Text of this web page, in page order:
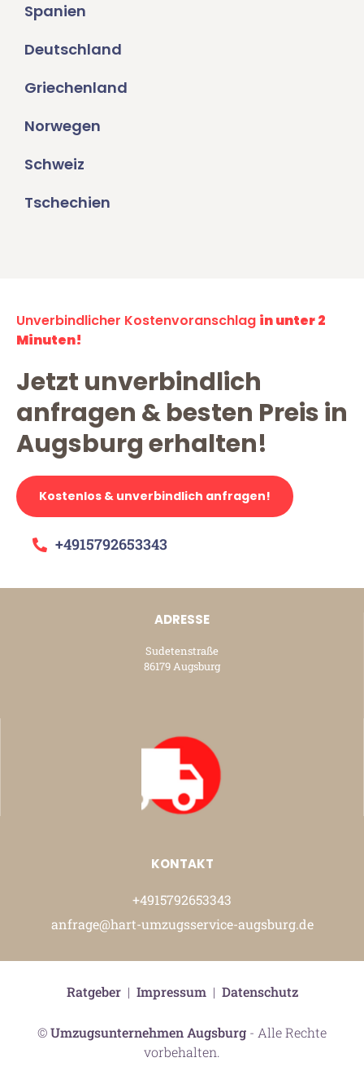
Spanien
Deutschland
Griechenland
Norwegen
Schweiz
Tschechien
Unverbindlicher Kostenvoranschlag in unter 2
Minuten!
Jetzt unverbindlich
anfragen & besten Preis in
Augsburg erhalten!
Kostenlos & unverbindlich anfragen!
+4915792653343
ADRESSE
Sudetenstraße
86179 Augsburg
KONTAKT
+4915792653343
anfrage@hart-umzugsservice-augsburg.de
©Umzugsunternehmen Augsburg - Alle Rechte
vorbehalten.
Ratgeber| Impressum| Datenschutz